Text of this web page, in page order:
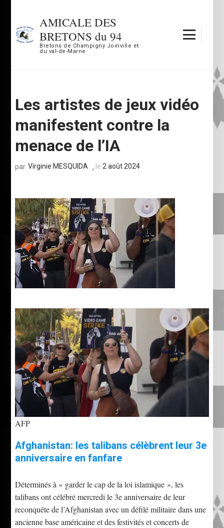
contenu
(Pressez
AMICALE DES
BRETONS du 94
Bretons de Champigny Joinville et
du val-de-Marne
Les artistes de jeux vidéo
manifestent contre la
menace de l’IA
par Virginie MESQUIDA le2 août 2024
AFP
Afghanistan: les talibans célèbrent leur 3e
anniversaire en fanfare
Déterminés à « garder le cap de la loi islamique », les
talibans ont célébré mercredi le 3e anniversaire de leur
reconquête de l’Afghanistan avec un défilé militaire dans une
ancienne base américaine et des festivités et concerts de